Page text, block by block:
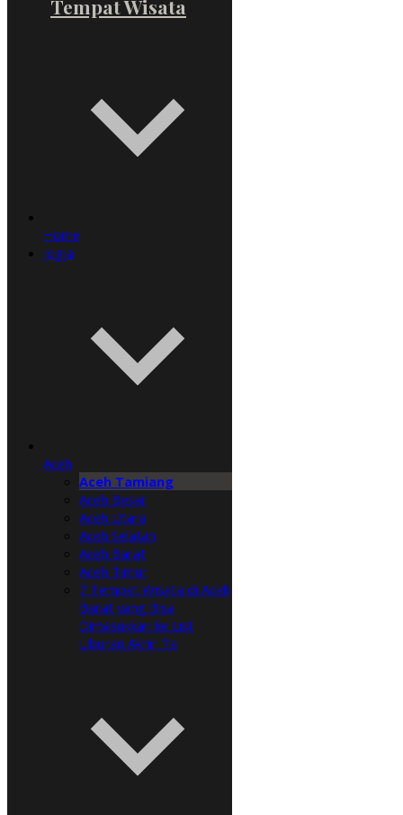
Tempat Wisata
Home
Jogja
Aceh
Aceh Tamiang
Aceh Besar
Aceh Utara
Aceh Selatan
Aceh Barat
Aceh Timur
7 Tempat Wisata di Aceh
Barat yang Bisa
Dimasukkan ke List
Liburan Akhir Ta